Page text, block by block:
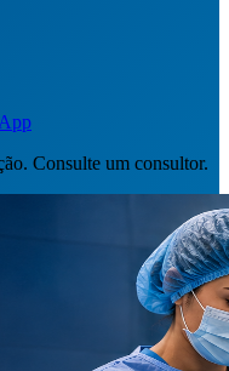
Consulte um consultor.